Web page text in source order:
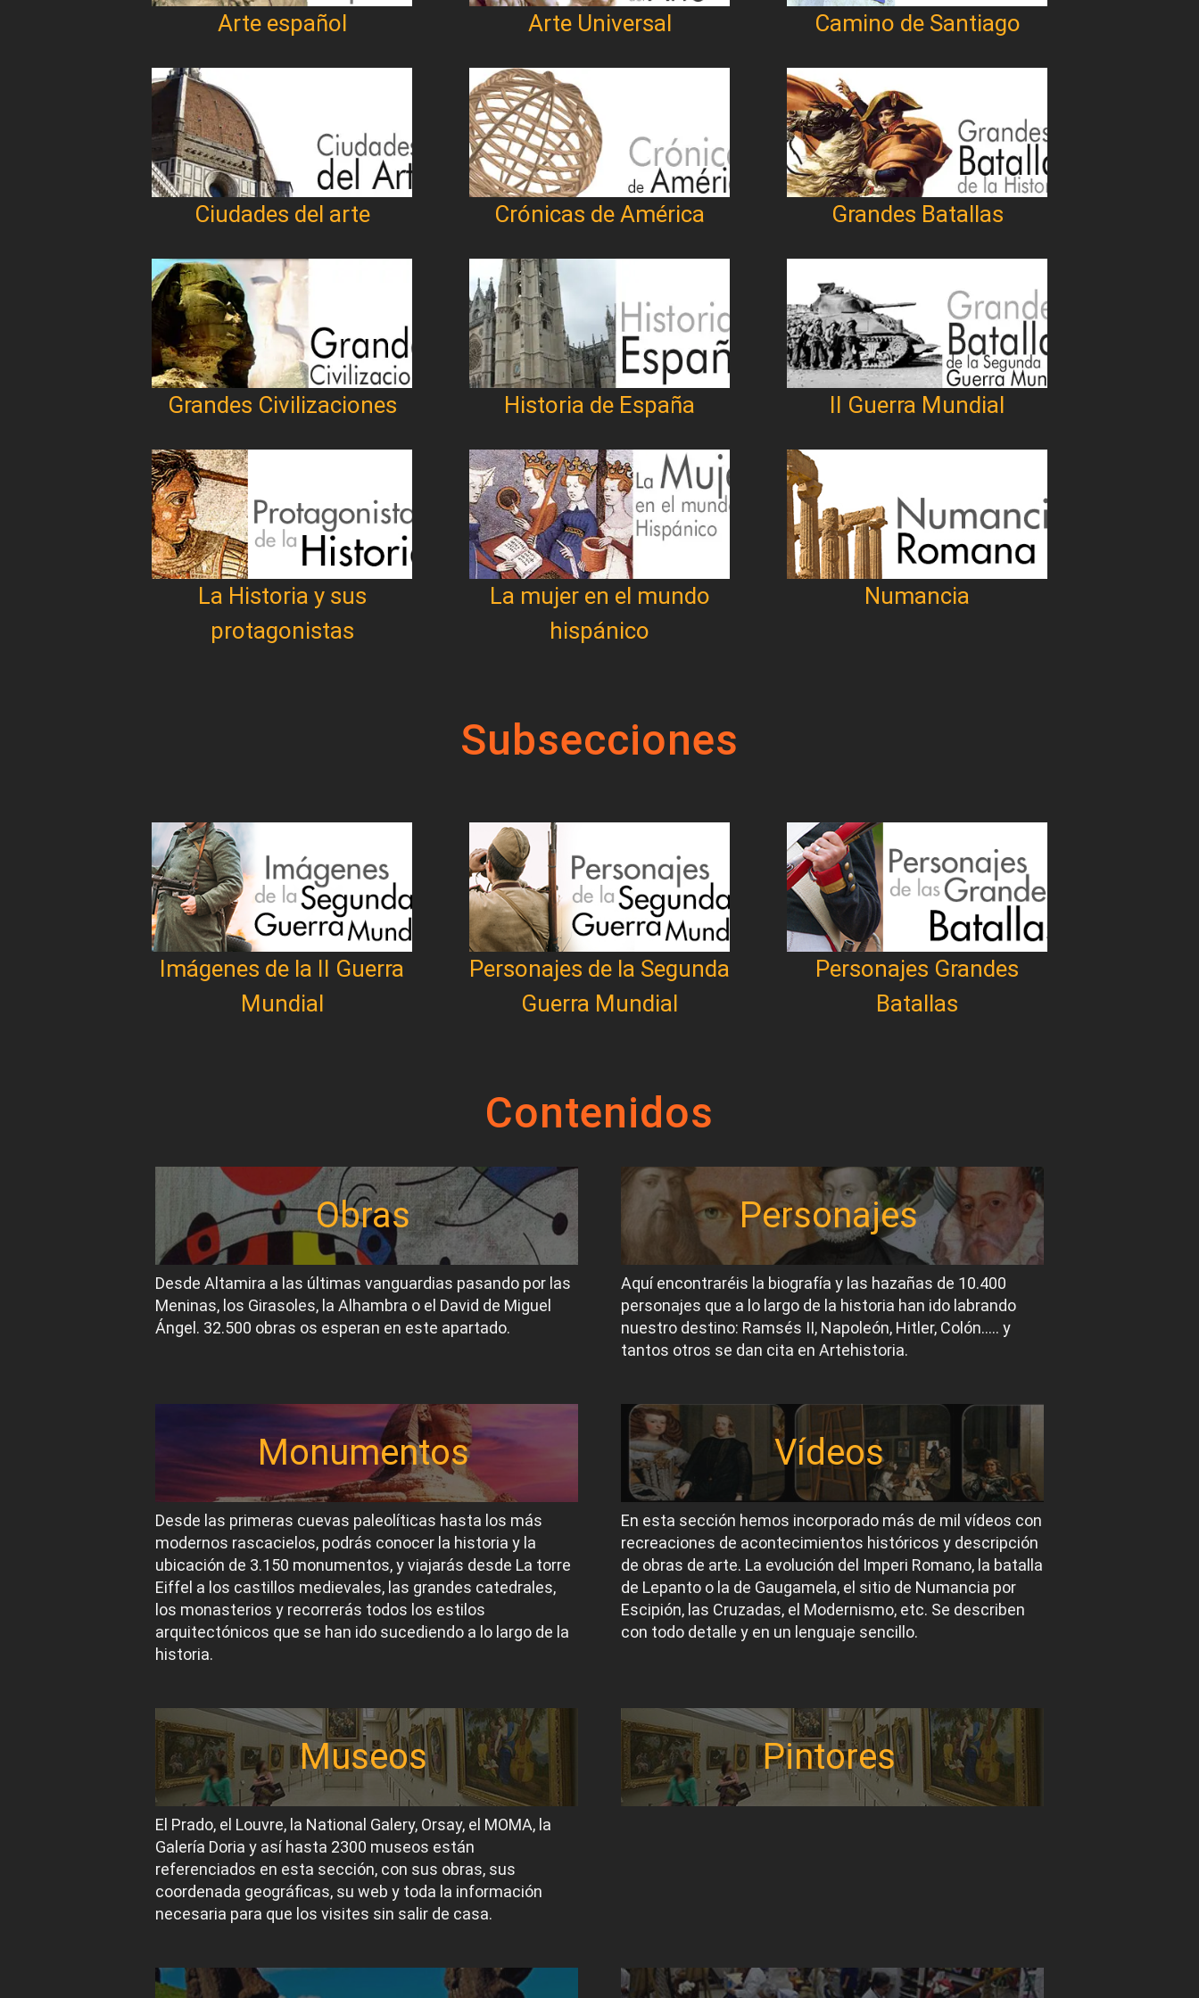
Arte español Arte Universal Camino de Santiago
Ciudades del arte Crónicas de América Grandes Batallas
Grandes Civilizaciones Historia de España II Guerra Mundial
La Historia y sus
protagonistas
La mujer en el mundo
hispánico
Numancia
Subsecciones
Imágenes de la II Guerra
Mundial
Personajes de la Segunda
Guerra Mundial
Personajes Grandes
Batallas
Contenidos
Obras
Desde Altamira a las últimas vanguardias pasando por las
Meninas, los Girasoles, la Alhambra o el David de Miguel
Ángel. 32.500 obras os esperan en este apartado.
Personajes
Aquí encontraréis la biografía y las hazañas de 10.400
personajes que a lo largo de la historia han ido labrando
nuestro destino: Ramsés II, Napoleón, Hitler, Colón….. y
tantos otros se dan cita en Artehistoria.
Monumentos
Desde las primeras cuevas paleolíticas hasta los más
modernos rascacielos, podrás conocer la historia y la
ubicación de 3.150 monumentos, y viajarás desde La torre
Eiffel a los castillos medievales, las grandes catedrales,
los monasterios y recorrerás todos los estilos
arquitectónicos que se han ido sucediendo a lo largo de la
historia.
Vídeos
En esta sección hemos incorporado más de mil vídeos con
recreaciones de acontecimientos históricos y descripción
de obras de arte. La evolución del Imperi Romano, la batalla
de Lepanto o la de Gaugamela, el sitio de Numancia por
Escipión, las Cruzadas, el Modernismo, etc. Se describen
con todo detalle y en un lenguaje sencillo.
Museos
El Prado, el Louvre, la National Galery, Orsay, el MOMA, la
Galería Doria y así hasta 2300 museos están
referenciados en esta sección, con sus obras, sus
coordenada geográficas, su web y toda la información
necesaria para que los visites sin salir de casa.
Pintores